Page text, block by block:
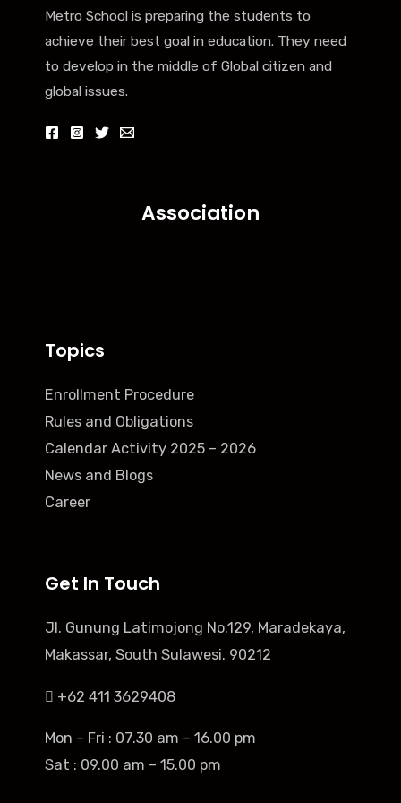
Metro School is preparing the students to
achieve their best goal in education. They need
to develop in the middle of Global citizen and
global issues.
Association
Topics
Enrollment Procedure
Rules and Obligations
Calendar Activity 2025 – 2026
News and Blogs
Career
Get In Touch
Jl. Gunung Latimojong No.129, Maradekaya,
Makassar, South Sulawesi. 90212
+62 411 3629408
Mon – Fri : 07.30 am – 16.00 pm
Sat : 09.00 am – 15.00 pm